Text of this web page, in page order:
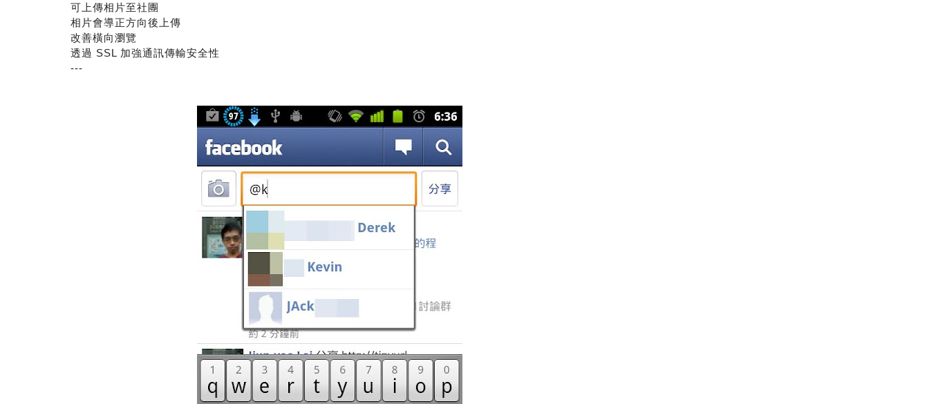
可上傳相片至社團
相片會導正方向後上傳
改善橫向瀏覽
透過 SSL 加強通訊傳輸安全性
---